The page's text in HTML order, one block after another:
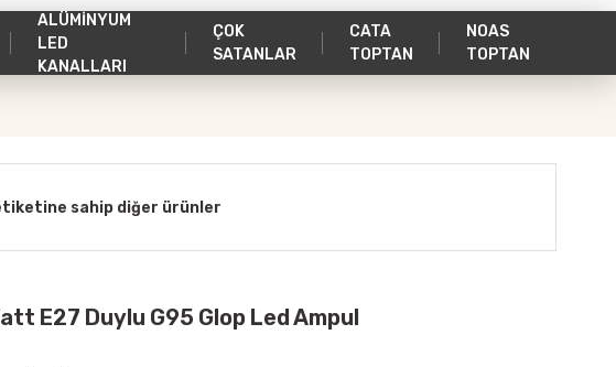
ALÜMİNYUM
LED
KANALLARI
ÇOK
SATANLAR
CATA
TOPTAN
NOAS
TOPTAN
sahip diğer ürünler
E27 Duylu G95 Glop Led Ampul